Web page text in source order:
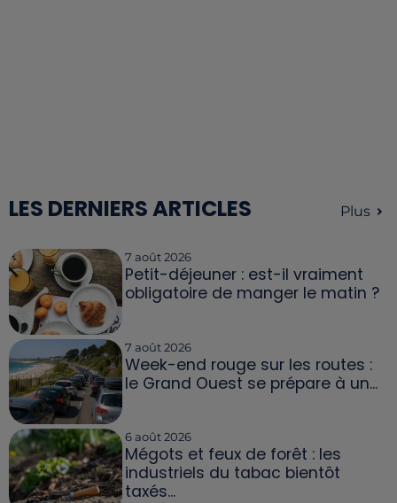
LES DERNIERS ARTICLES Plus
7 août 2026
Petit-déjeuner : est-il vraiment
obligatoire de manger le matin ?
7 août 2026
Week-end rouge sur les routes :
le Grand Ouest se prépare à un...
6 août 2026
Mégots et feux de forêt : les
industriels du tabac bientôt
taxés...